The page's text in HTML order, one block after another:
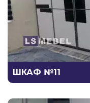
ШКАФ №11